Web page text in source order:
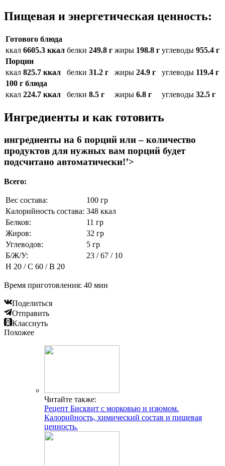
Пищевая и энергетическая ценность:
Готового блюда
ккал 6605.3 ккал белки 249.8 г жиры 198.8 г углеводы 955.4 г
Порции
ккал 825.7 ккал белки 31.2 г жиры 24.9 г углеводы 119.4 г
100 г блюда
ккал 224.7 ккал белки 8.5 г жиры 6.8 г углеводы 32.5 г
Ингредиенты и как готовить
ингредиенты на 6 порций или – количество
продуктов для нужных вам порций будет
подсчитано автоматически!’>
Всего:
Вес состава:
100 гр
Калорийность состава: 348 ккал
Белков:
11 гр
Жиров:
32 гр
Углеводов:
5 гр
Б/Ж/У:
23 / 67 / 10
Н 20 / С 60 / В 20
Время приготовления: 40 мин
Поделиться
Отправить
Класснуть
Похожее
Читайте также:
Рецепт Бисквит с морковью и изюмом.
Калорийность, химический состав и пищевая
ценность.